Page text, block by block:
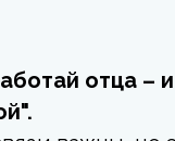
отца –